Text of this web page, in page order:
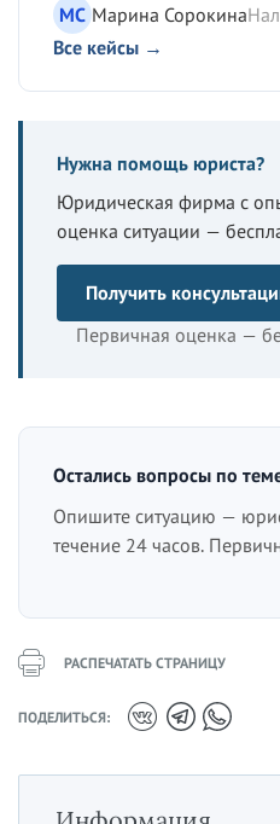
МС Марина Сорокина
Все кейсы →
Нужна помощь юриста?
Юридическая фирма с
оценка ситуации —
Получить
Первичная оценка —
Остались вопросы по
Опишите ситуацию —
течение 24 часов.
РАСПЕЧАТАТЬ СТРАНИЦУ
ПОДЕЛИТЬСЯ: